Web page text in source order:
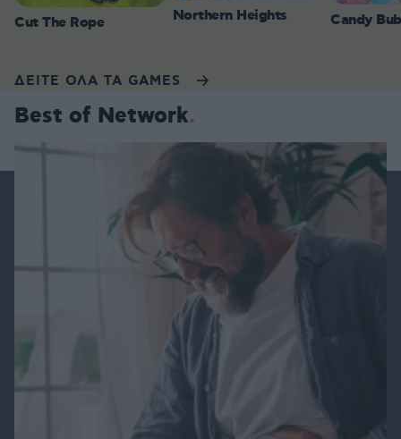
Cut The Rope Northern Heights Candy
ΔΕΙΤΕ ΟΛΑ ΤΑ GAMES
Best of Network